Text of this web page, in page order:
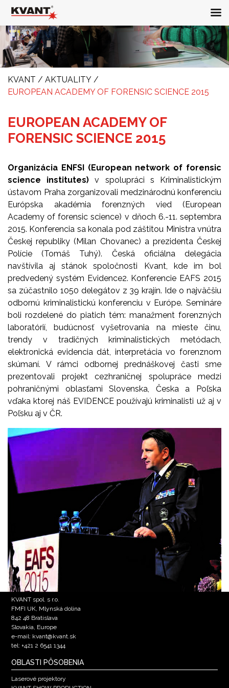
KVANT / AKTUALITY /
EUROPEAN ACADEMY OF FORENSIC SCIENCE 2015
EUROPEAN ACADEMY OF
FORENSIC SCIENCE 2015
Organizácia ENFSI (European network of forensic
science institutes) v spolupráci s Kriminalistickým
ústavom Praha zorganizovali medzinárodnú konferenciu
Európska akadémia forenzných vied (European
Academy of forensic science) v dňoch 6.-11. septembra
2015. Konferencia sa konala pod záštitou Ministra vnútra
Českej republiky (Milan Chovanec) a prezidenta Českej
Polície (Tomáš Tuhý). Česká oficiálna delegácia
navštívila aj stánok spoločnosti Kvant, kde im bol
predvedený systém Evidence2. Konferencie EAFS 2015
sa zúčastnilo 1050 delegátov z 39 krajín. Ide o najväčšiu
odbornú kriminalistickú konferenciu v Európe. Semináre
boli rozdelené do piatich tém: manažment forenzných
laboratórií, budúcnosť vyšetrovania na mieste činu,
trendy v tradičných kriminalistických metódach,
elektronická evidencia dát, interpretácia vo forenznom
skúmaní. V rámci odbornej prednáškovej časti sme
prezentovali projekt cezhraničnej spolupráce medzi
pohraničnými oblasťami Slovenska, Česka a Poľska
vďaka ktorej náš EVIDENCE používajú kriminalisti už aj v
Poľsku aj v ČR.
KVANT spol. s r.o.
FMFI UK, Mlynská dolina
842 48 Bratislava
Slovakia, Europe
e-mail: kvant@kvant.sk
tel: +421 2 6541 1344
OBLASTI PÔSOBENIA
Laserové projektory